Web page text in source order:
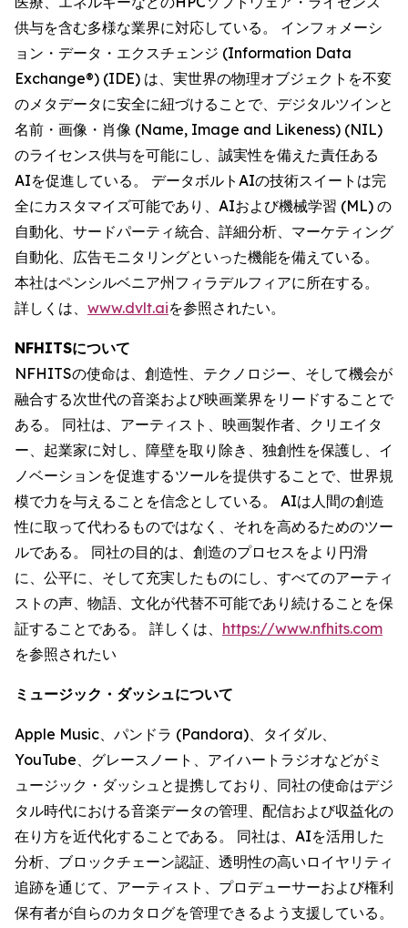
供与を含む多様な業界に対応している。 インフォメーシ
ョン・データ・エクスチェンジ (Information Data
Exchange®) (IDE) は、実世界の物理オブジェクトを不変
のメタデータに安全に紐づけることで、デジタルツインと
名前・画像・肖像 (Name, Image and Likeness) (NIL)
のライセンス供与を可能にし、誠実性を備えた責任ある
AIを促進している。 データボルトAIの技術スイートは完
全にカスタマイズ可能であり、AIおよび機械学習 (ML) の
自動化、サードパーティ統合、詳細分析、マーケティング
自動化、広告モニタリングといった機能を備えている。
本社はペンシルベニア州フィラデルフィアに所在する。
詳しくは、 www.dvlt.aiを参照されたい。
NFHITSについて
NFHITSの使命は、創造性、テクノロジー、そして機会が
融合する次世代の音楽および映画業界をリードすることで
ある。 同社は、アーティスト、映画製作者、クリエイタ
ー、起業家に対し、障壁を取り除き、独創性を保護し、イ
ノベーションを促進するツールを提供することで、世界規
模で力を与えることを信念としている。 AIは人間の創造
性に取って代わるものではなく、それを高めるためのツー
ルである。 同社の目的は、創造のプロセスをより円滑
に、公平に、そして充実したものにし、すべてのアーティ
ストの声、物語、文化が代替不可能であり続けることを保
証することである。 詳しくは、 https://www.nfhits.com
を参照されたい
ミュージック・ダッシュについて
Apple Music、パンドラ (Pandora)、タイダル、
YouTube、グレースノート、アイハートラジオなどがミ
ュージック・ダッシュと提携しており、同社の使命はデジ
タル時代における音楽データの管理、配信および収益化の
在り方を近代化することである。 同社は、AIを活用した
分析、ブロックチェーン認証、透明性の高いロイヤリティ
追跡を通じて、アーティスト、プロデューサーおよび権利
保有者が自らのカタログを管理できるよう支援している。